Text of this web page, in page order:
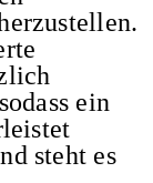
ein
steht es